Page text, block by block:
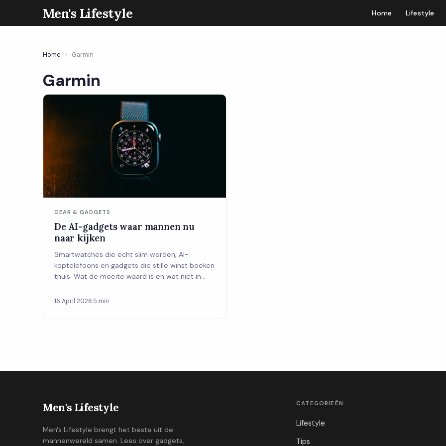
Men's Lifestyle Home Lifestyle
Home › Garmin
Garmin
GEAR & GADGETS
De AI-gadgets waar mannen nu
naar kijken
Smartwatches die echt slim worden, AI-
koptelefoons en gadgets die stille winst boeken
thuis. Wat de moeite waard is en wat niet in
16 April 2026·5 min
Men's Lifestyle
Men's Lifestyle brengt het beste uit de
mannenwereld samen. Lees over gadgets,
CATEGORIEËN
Lifestyle
Tips